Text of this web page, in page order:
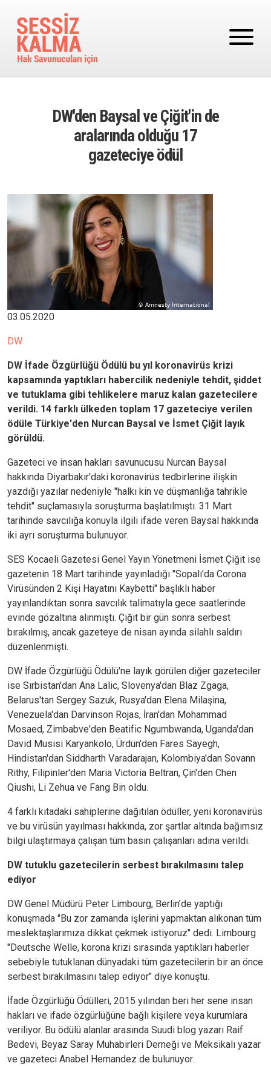
DW'den Baysal ve Çiğit'in de
aralarında olduğu 17
gazeteciye ödül
03.05.2020
DW
DW İfade Özgürlüğü Ödülü bu yıl koronavirüs krizi
kapsamında yaptıkları habercilik nedeniyle tehdit, şiddet
ve tutuklama gibi tehlikelere maruz kalan gazetecilere
verildi. 14 farklı ülkeden toplam 17 gazeteciye verilen
ödüle Türkiye'den Nurcan Baysal ve İsmet Çiğit layık
görüldü.
Gazeteci ve insan hakları savunucusu Nurcan Baysal
hakkında Diyarbakır'daki koronavirüs tedbirlerine ilişkin
yazdığı yazılar nedeniyle "halkı kin ve düşmanlığa tahrikle
tehdit" suçlamasıyla soruşturma başlatılmıştı. 31 Mart
tarihinde savcılığa konuyla ilgili ifade veren Baysal hakkında
iki ayrı soruşturma bulunuyor.
SES Kocaeli Gazetesi Genel Yayın Yönetmeni İsmet Çiğit ise
gazetenin 18 Mart tarihinde yayınladığı "Sopalı'da Corona
Virüsünden 2 Kişi Hayatını Kaybetti" başlıklı haber
yayınlandıktan sonra savcılık talimatıyla gece saatlerinde
evinde gözaltına alınmıştı. Çiğit bir gün sonra serbest
bırakılmış, ancak gazeteye de nisan ayında silahlı saldırı
düzenlenmişti.
DW İfade Özgürlüğü Ödülü'ne layık görülen diğer gazeteciler
ise Sırbistan'dan Ana Lalic, Slovenya'dan Blaz Zgaga,
Belarus'tan Sergey Sazuk, Rusya'dan Elena Milaşina,
Venezuela'dan Darvinson Rojas, İran'dan Mohammad
Mosaed, Zimbabve'den Beatific Ngumbwanda, Uganda'dan
David Musisi Karyankolo, Ürdün'den Fares Sayegh,
Hindistan'dan Siddharth Varadarajan, Kolombiya'dan Sovann
Rithy, Filipinler'den Maria Victoria Beltran, Çin'den Chen
Qiushi, Li Zehua ve Fang Bin oldu.
4 farklı kıtadaki sahiplerine dağıtılan ödüller, yeni koronavirüs
ve bu virüsün yayılması hakkında, zor şartlar altında bağımsız
bilgi ulaştırmaya çalışan tüm basın çalışanları adına verildi.
DW tutuklu gazetecilerin serbest bırakılmasını talep
ediyor
DW Genel Müdürü Peter Limbourg, Berlin’de yaptığı
konuşmada "Bu zor zamanda işlerini yapmaktan alıkonan tüm
meslektaşlarımıza dikkat çekmek istiyoruz" dedi. Limbourg
"Deutsche Welle, korona krizi sırasında yaptıkları haberler
sebebiyle tutuklanan dünyadaki tüm gazetecilerin bir an önce
serbest bırakılmasını talep ediyor" diye konuştu.
İfade Özgürlüğü Ödülleri, 2015 yılından beri her sene insan
hakları ve ifade özgürlüğüne bağlı kişilere veya kurumlara
veriliyor. Bu ödülü alanlar arasında Suudi blog yazarı Raif
Bedevi, Beyaz Saray Muhabirleri Derneği ve Meksikalı yazar
ve gazeteci Anabel Hernandez de bulunuyor.